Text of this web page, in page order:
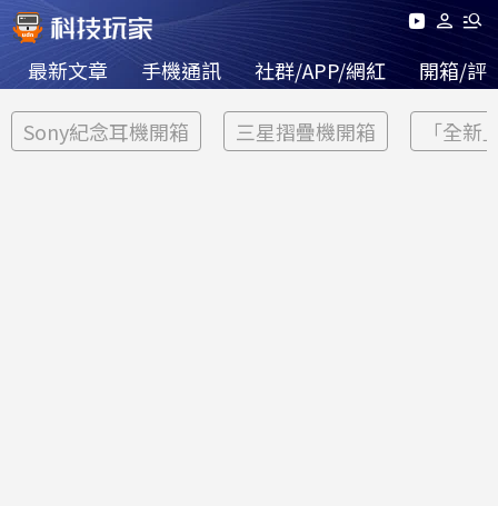
最新文章 手機通訊 社群/APP/網紅 開箱/評
Sony紀念耳機開箱 三星摺疊機開箱 「全新